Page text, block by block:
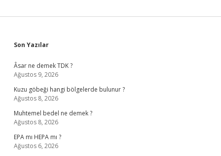
Sidebar
Son Yazılar
Âsar ne demek TDK ?
Ağustos 9, 2026
Kuzu göbeği hangi bölgelerde bulunur ?
Ağustos 8, 2026
Muhtemel bedel ne demek ?
Ağustos 8, 2026
EPA mı HEPA mı ?
Ağustos 6, 2026